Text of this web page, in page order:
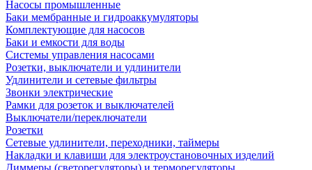
Насосы промышленные
Баки мембранные и гидроаккумуляторы
Комплектующие для насосов
Баки и емкости для воды
Системы управления насосами
Розетки, выключатели и удлинители
Удлинители и сетевые фильтры
Звонки электрические
Рамки для розеток и выключателей
Выключатели/переключатели
Розетки
Сетевые удлинители, переходники, таймеры
Накладки и клавиши для электроустановочных изделий
Диммеры (светорегуляторы) и терморегуляторы